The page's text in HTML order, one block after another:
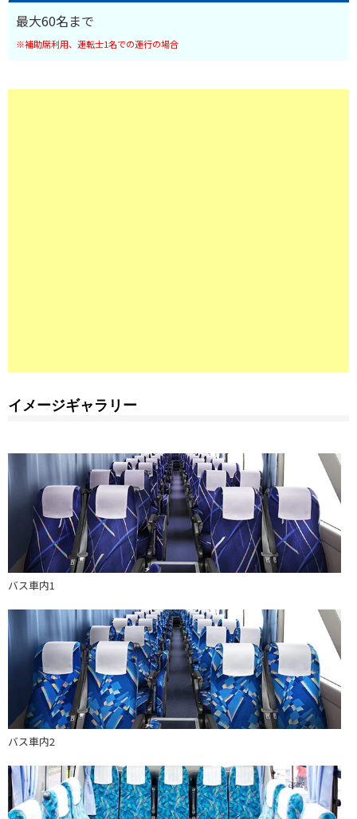
最大60名まで
※補助席利用、運転士1名での運行の場合
イメージギャラリー
バス車内1
バス車内2